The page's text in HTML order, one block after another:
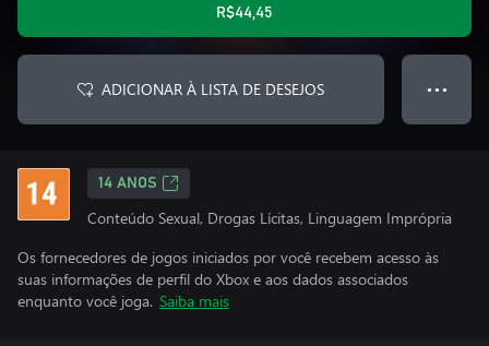
R$44,45
ADICIONAR À LISTA DE DESEJOS ● ● ●
14 ANOS
Conteúdo Sexual, Drogas Lícitas, Linguagem Imprópria
Os fornecedores de jogos iniciados por você recebem acesso às
suas informações de perfil do Xbox e aos dados associados
enquanto você joga. Saiba mais